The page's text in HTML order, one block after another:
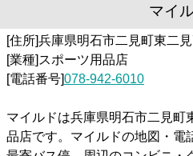
マイ
[住所]兵庫県明石市二見町東二
[業種]スポーツ用品店
[電話番号]078-942-6010
マイルドは兵庫県明石市二見町
品店です。マイルドの地図・電